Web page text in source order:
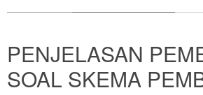
PENJELASAN
SOAL SKEMA